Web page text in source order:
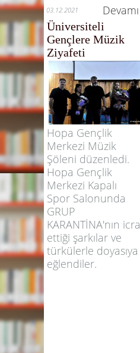
03.12.2021 Devamı
Üniversiteli
Gençlere Müzik
Ziyafeti
Hopa Gençlik
Merkezi Müzik
Şöleni düzenledi.
Hopa Gençlik
Merkezi Kapalı
Spor Salonunda
GRUP
KARANTİNA'nın icra
ettiği şarkılar ve
türkülerle doyasıya
eğlendiler.